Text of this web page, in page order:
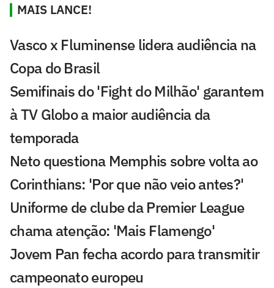
MAIS LANCE!
Vasco x Fluminense lidera audiência na
Copa do Brasil
Semifinais do 'Fight do Milhão' garantem
à TV Globo a maior audiência da
temporada
Neto questiona Memphis sobre volta ao
Corinthians: 'Por que não veio antes?'
Uniforme de clube da Premier League
chama atenção: 'Mais Flamengo'
Jovem Pan fecha acordo para transmitir
campeonato europeu